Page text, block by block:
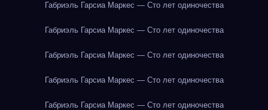
Габриэль Гарсиа Маркес — Сто лет одиночества
Габриэль Гарсиа Маркес — Сто лет одиночества
Габриэль Гарсиа Маркес — Сто лет одиночества
Габриэль Гарсиа Маркес — Сто лет одиночества
Габриэль Гарсиа Маркес — Сто лет одиночества